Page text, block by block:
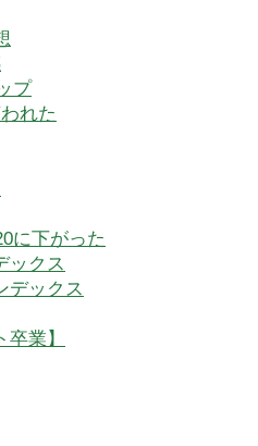
プ
れた
に下がった
ックス
デックス
業】